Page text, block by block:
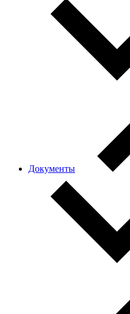
Документы